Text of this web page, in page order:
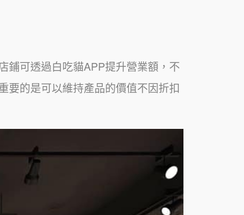
鋪可透過白吃貓APP提升營業額，不
要的是可以維持產品的價值不因折扣